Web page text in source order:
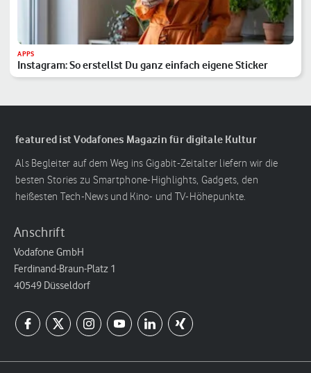
APPS
Instagram: So erstellst Du ganz einfach eigene Sticker
featured ist Vodafones Magazin für digitale Kultur
Als Begleiter auf dem Weg ins Gigabit-Zeitalter liefern wir die
besten Stories zu Smartphone-Highlights, Gadgets, den
heißesten Tech-News und Kino- und TV-Höhepunkte.
Anschrift
Vodafone GmbH
Ferdinand-Braun-Platz 1
40549 Düsseldorf